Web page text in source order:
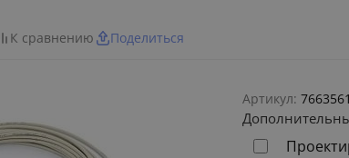
К сравнению Поделиться
Артикул: 7663561